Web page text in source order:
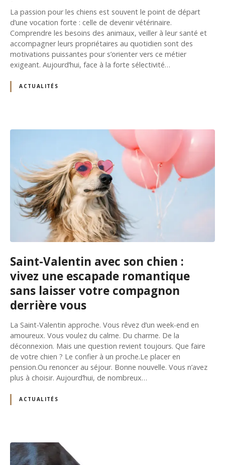
La passion pour les chiens est souvent le point de départ
d’une vocation forte : celle de devenir vétérinaire.
Comprendre les besoins des animaux, veiller à leur santé et
accompagner leurs propriétaires au quotidien sont des
motivations puissantes pour s’orienter vers ce métier
exigeant. Aujourd’hui, face à la forte sélectivité…
ACTUALITÉS
Saint-Valentin avec son chien :
vivez une escapade romantique
sans laisser votre compagnon
derrière vous
La Saint-Valentin approche. Vous rêvez d’un week-end en
amoureux. Vous voulez du calme. Du charme. De la
déconnexion. Mais une question revient toujours. Que faire
de votre chien ? Le confier à un proche.Le placer en
pension.Ou renoncer au séjour. Bonne nouvelle. Vous n’avez
plus à choisir. Aujourd’hui, de nombreux…
ACTUALITÉS